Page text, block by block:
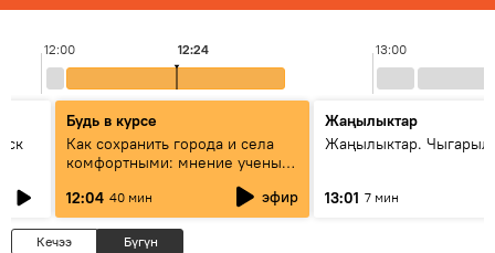
12:00 13:00
12:24
Будь в курсе
Как сохранить города и села
комфортными: мнение ученых
12:04 40 мин эфир
Жаңылыктар
Жаңылыктар.
13:01 7 мин
Кечээ Бүгүн